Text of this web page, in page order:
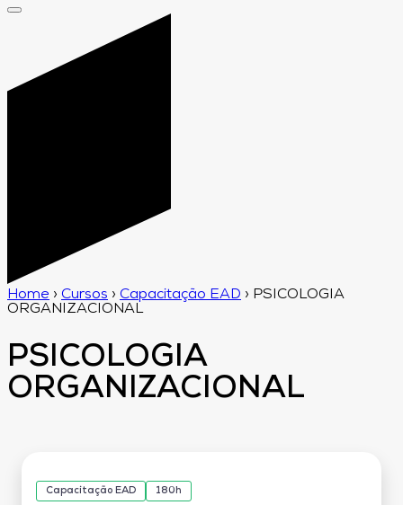
Home › Cursos › Capacitação EAD › PSICOLOGIA
ORGANIZACIONAL
PSICOLOGIA
ORGANIZACIONAL
Capacitação EAD 180h